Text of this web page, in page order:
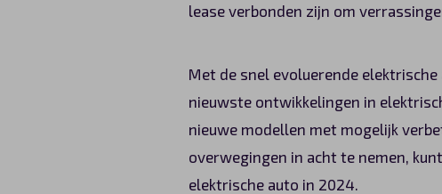
lease verbonden zijn om
Met de snel evoluerende
nieuwste ontwikkelingen in
nieuwe modellen met mogelijk
overwegingen in acht te nemen,
elektrische auto in 2024.